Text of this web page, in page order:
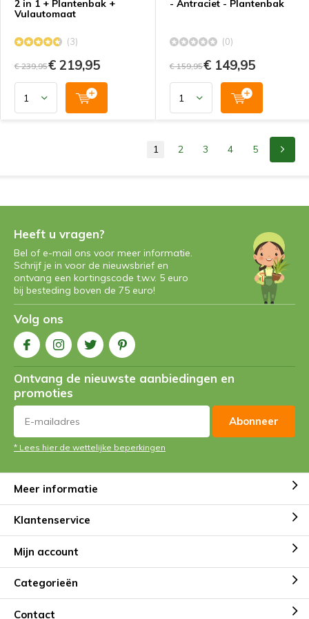
2 in 1 + Plantenbak +
Vulautomaat
(3)
€ 239,95€ 219,95
- Antraciet - Plantenbak
(0)
€ 159,95€ 149,95
1 2 3 4 5
Heeft u vragen?
Bel of e-mail ons voor meer informatie.
Schrijf je in voor de nieuwsbrief en
ontvang een kortingscode t.w.v. 5 euro
bij besteding boven de 75 euro!
Volg ons
Ontvang de nieuwste aanbiedingen en
promoties
Abonneer
* Lees hier de wettelijke beperkingen
Meer informatie
Klantenservice
Mijn account
Categorieën
Contact